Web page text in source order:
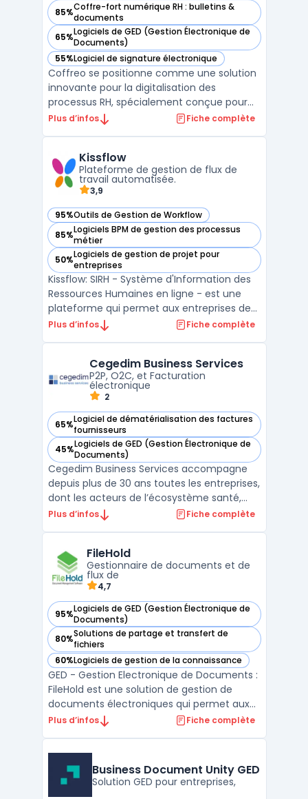
85%Coffre-fort numérique RH : bulletins &
documents
— voir Coffreo dans cette catégorie
65%Logiciels de GED (Gestion Électronique de
Documents)
— voir Coffreo dans cette catégorie
55%Logiciel de signature électronique
— voir Coffreo dans cette catégorie
Coffreo se positionne comme une solution
innovante pour la digitalisation des
processus RH, spécialement conçue pour
les entreprises gérant un personnel
documents RH, répondant aux besoins
spécifiques des travailleurs intérim ...
Plus d’infos Fiche complète
Kissflow
Plateforme de gestion de flux de
travail automatisée.
3,9
95%Outils de Gestion de Workflow
— voir Kissflow dans cette catégorie
85%Logiciels BPM de gestion des processus
métier
— voir Kissflow dans cette catégorie
50%Logiciels de gestion de projet pour
entreprises
— voir Kissflow dans cette catégorie
Kissflow: SIRH - Système d'Information des
Ressources Humaines en ligne - est une
plateforme qui permet aux entreprises de
gérer efficacement les processus de
encore. Avec Kissflow, les processus sont
automatisés, ce qui p ...
Plus d’infos Fiche complète
Cegedim Business Services
P2P, O2C, et Facturation
électronique
2
65%Logiciel de dématérialisation des factures
fournisseurs
— voir Cegedim Business Services dans cette catégorie
45%Logiciels de GED (Gestion Électronique de
Documents)
— voir Cegedim Business Services dans cette catégorie
Cegedim Business Services accompagne
depuis plus de 30 ans toutes les entreprises,
dont les acteurs de l’écosystème santé,
dans leurs enjeux grâce à des solutions
performance RH. Avec plus de 2 000
collaborateurs engagés, ...
Plus d’infos Fiche complète
FileHold
Gestionnaire de documents et de
flux de
4,7
95%Logiciels de GED (Gestion Électronique de
Documents)
— voir FileHold dans cette catégorie
80%Solutions de partage et transfert de
fichiers
— voir FileHold dans cette catégorie
60%Logiciels de gestion de la connaissance
— voir FileHold dans cette catégorie
GED - Gestion Electronique de Documents :
FileHold est une solution de gestion de
documents électroniques qui permet aux
entreprises de stocker, organiser et gérer
peuvent facilement numériser leurs
documents papier exist ...
Plus d’infos Fiche complète
Business Document Unity GED
Solution GED pour entreprises,